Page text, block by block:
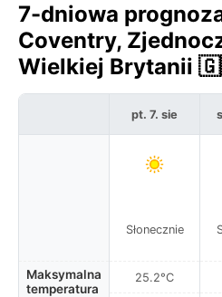
7-dniowa
Coventry,
Wielkiej Brytanii
Maksymalna
temperatura
pt. 7. sie
Słonecznie
25.2°C